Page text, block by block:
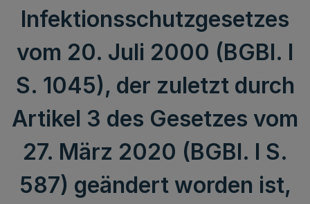
Infektionsschutzgesetzes
vom 20. Juli 2000 (BGBl. I
S. 1045), der zuletzt durch
Artikel 3 des Gesetzes vom
27. März 2020 (BGBl. I S.
587) geändert worden ist,